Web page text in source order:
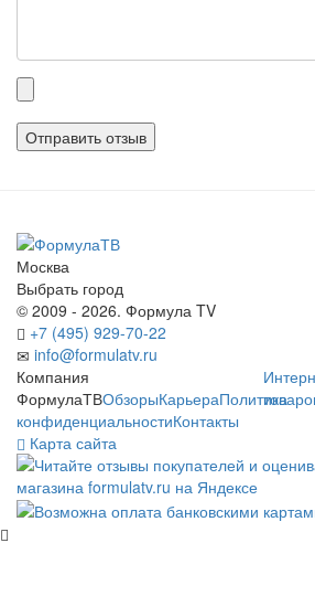
Прикрепленные
Москва
Выбрать город
© 2009 - 2026. Формула TV
+7 (495) 929-70-22
info@formulatv.ru
Компания
ФормулаТВОбзорыКарьераПолитика
конфиденциальностиКонтакты
Карта сайта